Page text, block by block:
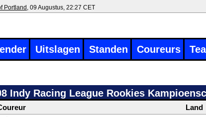
Portland , 09 Augustus, 22:27 CET
Uitslagen Standen Coureurs
Indy Racing League Rookies
Land